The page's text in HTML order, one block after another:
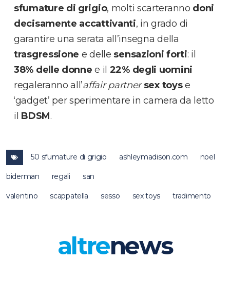
sfumature di grigio, molti scarteranno doni
decisamente accattivanti, in grado di
garantire una serata all’insegna della
trasgressione e delle sensazioni forti: il
38% delle donnee il 22% degli uomini
regaleranno all’affair partner sex toyse
‘gadget’ per sperimentare in camera da letto
il BDSM.
50 sfumature di grigio ashleymadison.com noel
biderman regali san
valentino scappatella sesso sex toys tradimento
altrenews